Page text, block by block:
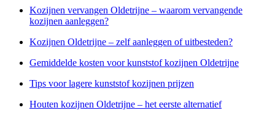
Kozijnen vervangen Oldetrijne – waarom vervangende
kozijnen aanleggen?
Kozijnen Oldetrijne – zelf aanleggen of uitbesteden?
Gemiddelde kosten voor kunststof kozijnen Oldetrijne
Tips voor lagere kunststof kozijnen prijzen
Houten kozijnen Oldetrijne – het eerste alternatief